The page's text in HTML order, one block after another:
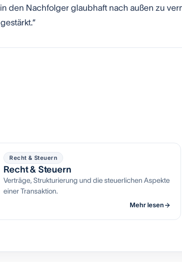
den Nachfolger glaubhaft nach außen zu
Recht & Steuern
Recht & Steuern
Verträge, Strukturierung und die steuerlichen Aspekte
einer Transaktion.
Mehr lesen